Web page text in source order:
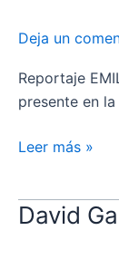
Deja un
Reportaje
presente en
siempre
torear
en
Leer más »
David
David